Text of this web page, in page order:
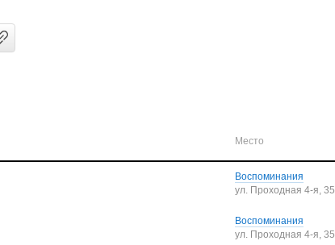
Место
Воспоминания
ул. Проходная 4-я, 35
Воспоминания
ул. Проходная 4-я, 35